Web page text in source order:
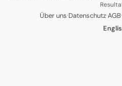
Über uns·Datenschutz·AGB·